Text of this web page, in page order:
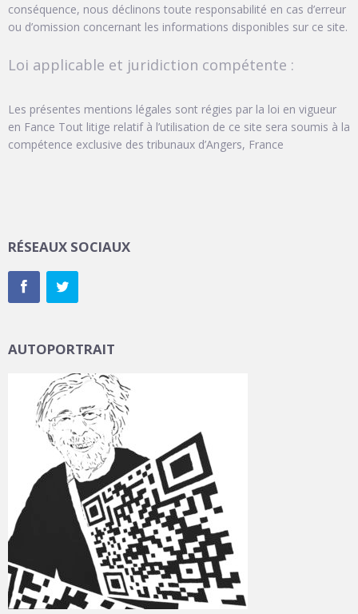
conséquence, nous déclinons toute responsabilité en cas d’erreur
ou d’omission concernant les informations disponibles sur ce site.
Loi applicable et juridiction compétente :
Les présentes mentions légales sont régies par la loi en vigueur
en Fance Tout litige relatif à l’utilisation de ce site sera soumis à la
compétence exclusive des tribunaux d’Angers, France
RÉSEAUX SOCIAUX
AUTOPORTRAIT